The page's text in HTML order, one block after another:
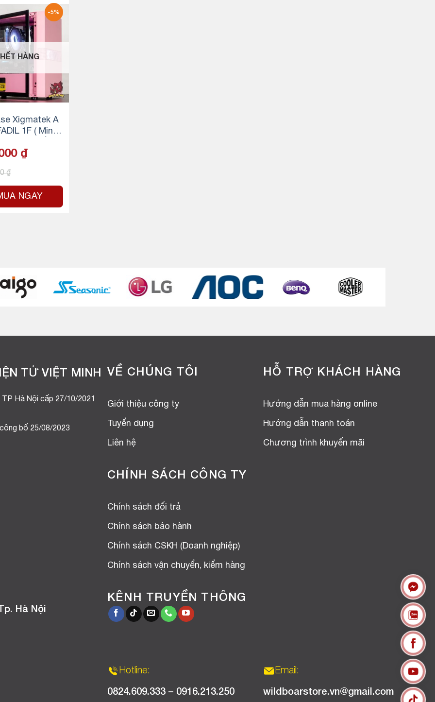
-5%
HẾT HÀNG
Xigmatek A
1F ( Mini T
₫
₫
NGAY
TỬ VIỆT MINH
Hà Nội cấp 27/10/2021
bố 25/08/2023
Hà Nội
VỀ CHÚNG TÔI
Giới thiệu công ty
Tuyển dụng
Liên hệ
HỖ TRỢ KHÁCH HÀNG
Hướng dẫn mua hàng online
Hướng dẫn thanh toán
Chương trình khuyến mãi
CHÍNH SÁCH CÔNG TY
Chính sách đổi trả
Chính sách bảo hành
Chính sách CSKH (Doanh nghiệp)
Chính sách vận chuyển, kiểm hàng
KÊNH TRUYỀN THÔNG
Hotline:
0824.609.333 – 0916.213.250
Email:
wildboarstore.vn@gmail.com